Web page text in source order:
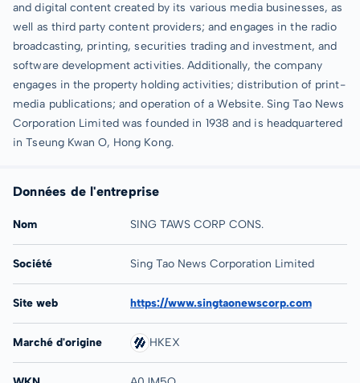
and digital content created by its various media businesses, as
well as third party content providers; and engages in the radio
broadcasting, printing, securities trading and investment, and
software development activities. Additionally, the company
engages in the property holding activities; distribution of print-
media publications; and operation of a Website. Sing Tao News
Corporation Limited was founded in 1938 and is headquartered
in Tseung Kwan O, Hong Kong.
Données de l'entreprise
Nom SING TAWS CORP CONS.
Société Sing Tao News Corporation Limited
Site web https://www.singtaonewscorp.com
Marché d'origine HKEX